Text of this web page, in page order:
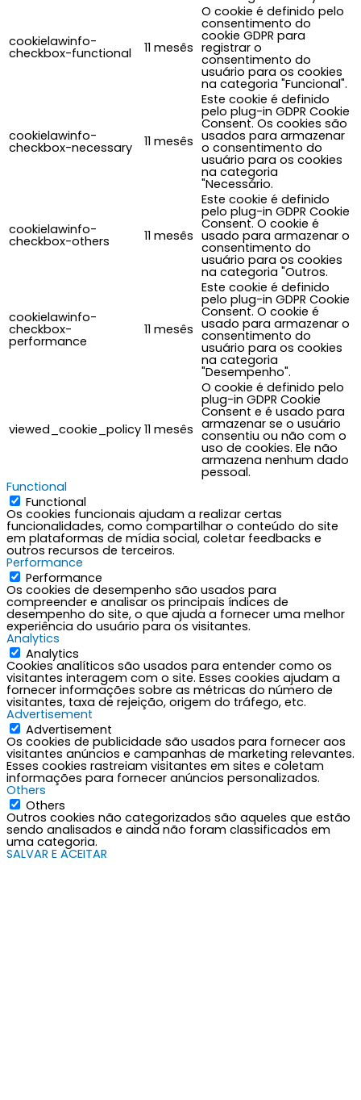
cookielawinfo-
checkbox-functional 11 mesês
O cookie é definido pelo
consentimento do
cookie GDPR para
registrar o
consentimento do
usuário para os cookies
na categoria "Funcional".
cookielawinfo-
checkbox-necessary 11 mesês
Este cookie é definido
pelo plug-in GDPR Cookie
Consent. Os cookies são
usados para armazenar
o consentimento do
usuário para os cookies
na categoria
"Necessário.
cookielawinfo-
checkbox-others 11 mesês
Este cookie é definido
pelo plug-in GDPR Cookie
Consent. O cookie é
usado para armazenar o
consentimento do
usuário para os cookies
na categoria "Outros.
cookielawinfo-
checkbox-
performance
11 mesês
Este cookie é definido
pelo plug-in GDPR Cookie
Consent. O cookie é
usado para armazenar o
consentimento do
usuário para os cookies
na categoria
"Desempenho".
viewed_cookie_policy 11 mesês
O cookie é definido pelo
plug-in GDPR Cookie
Consent e é usado para
armazenar se o usuário
consentiu ou não com o
uso de cookies. Ele não
armazena nenhum dado
pessoal.
Functional
Functional
Os cookies funcionais ajudam a realizar certas
funcionalidades, como compartilhar o conteúdo do site
em plataformas de mídia social, coletar feedbacks e
outros recursos de terceiros.
Performance
Performance
Os cookies de desempenho são usados para
compreender e analisar os principais índices de
desempenho do site, o que ajuda a fornecer uma melhor
experiência do usuário para os visitantes.
Analytics
Analytics
Cookies analíticos são usados para entender como os
visitantes interagem com o site. Esses cookies ajudam a
fornecer informações sobre as métricas do número de
visitantes, taxa de rejeição, origem do tráfego, etc.
Advertisement
Advertisement
Os cookies de publicidade são usados para fornecer aos
visitantes anúncios e campanhas de marketing relevantes.
Esses cookies rastreiam visitantes em sites e coletam
informações para fornecer anúncios personalizados.
Others
Others
Outros cookies não categorizados são aqueles que estão
sendo analisados e ainda não foram classificados em
uma categoria.
SALVAR E ACEITAR